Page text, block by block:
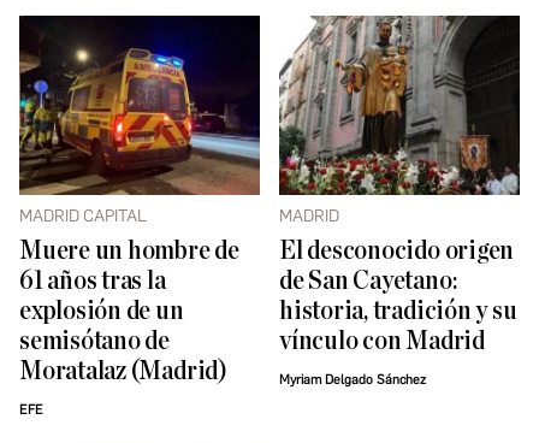
MADRID CAPITAL
Muere un hombre de
61 años tras la
explosión de un
semisótano de
Moratalaz (Madrid)
EFE
MADRID
El desconocido origen
de San Cayetano:
historia, tradición y su
vínculo con Madrid
Myriam Delgado Sánchez